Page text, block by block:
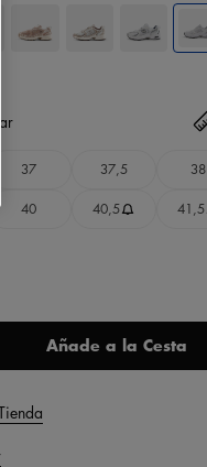
37 37,5 38
40 40,5 41,5
Añade a la Cesta